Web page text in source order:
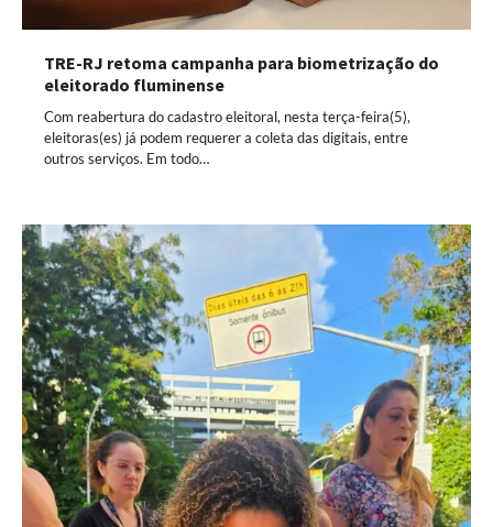
TRE-RJ retoma campanha para biometrização do
eleitorado fluminense
Com reabertura do cadastro eleitoral, nesta terça-feira(5),
eleitoras(es) já podem requerer a coleta das digitais, entre
outros serviços. Em todo…